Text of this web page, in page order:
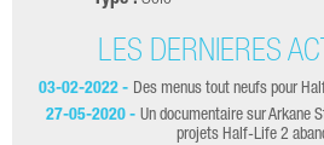
LES DERNIÈRES
03-02-2022 - Des menus tout neufs pour
27-05-2020 - Un documentaire sur Arkane
projets Half-Life 2